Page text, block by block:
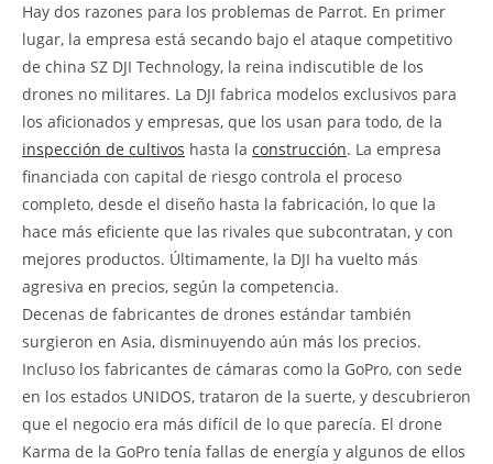
Hay dos razones para los problemas de Parrot. En primer
lugar, la empresa está secando bajo el ataque competitivo
de china SZ DJI Technology, la reina indiscutible de los
drones no militares. La DJI fabrica modelos exclusivos para
los aficionados y empresas, que los usan para todo, de la
inspección de cultivos hasta la construcción. La empresa
financiada con capital de riesgo controla el proceso
completo, desde el diseño hasta la fabricación, lo que la
hace más eficiente que las rivales que subcontratan, y con
mejores productos. Últimamente, la DJI ha vuelto más
agresiva en precios, según la competencia.
Decenas de fabricantes de drones estándar también
surgieron en Asia, disminuyendo aún más los precios.
Incluso los fabricantes de cámaras como la GoPro, con sede
en los estados UNIDOS, trataron de la suerte, y descubrieron
que el negocio era más difícil de lo que parecía. El drone
Karma de la GoPro tenía fallas de energía y algunos de ellos